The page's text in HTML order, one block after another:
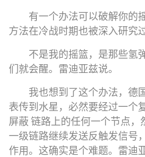
有一个办法可以破解你的
方法在冷战时期也被深入研究
不是我的摇篮，是那些氢
们就会醒。雷迪亚兹说。
我也想到了这个办法，德
表传到水星，必然要经过一个
屏蔽 链路上的任何一个节点，
一级链路继续发送反触发信号
作用。这确实是个难题。雷迪